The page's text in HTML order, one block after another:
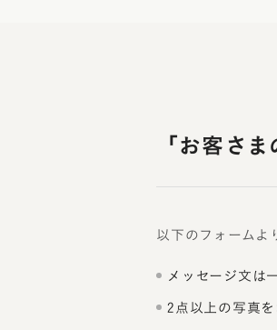
「お客さ
以下のフォームよ
メッセージ文は
2点以上の写真